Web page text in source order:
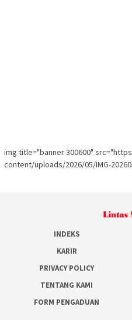
img title="banner 300600"
content/uploads/2026/05/IMG-
INDEKS
KARIR
PRIVACY POLICY
TENTANG KAMI
FORM PENGADUAN